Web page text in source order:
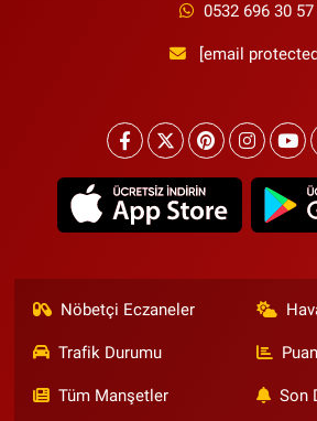
0532 696 30 57
[email
Nöbetçi Eczaneler
Trafik Durumu
Tüm Manşetler Son